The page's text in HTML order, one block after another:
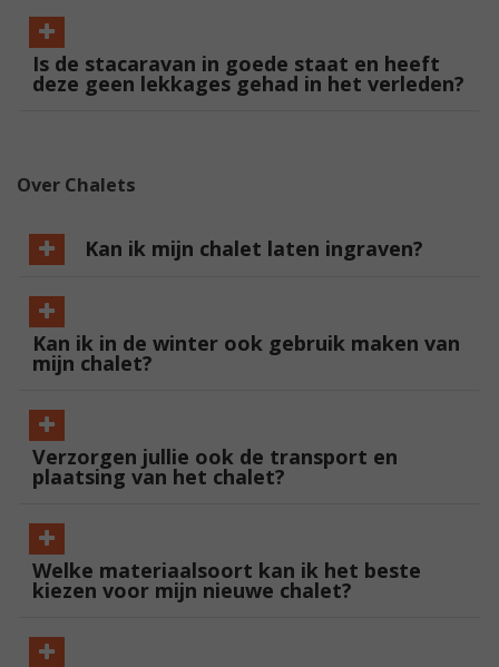
Is de stacaravan in goede staat en heeft
deze geen lekkages gehad in het verleden?
Over Chalets
Kan ik mijn chalet laten ingraven?
Kan ik in de winter ook gebruik maken van
mijn chalet?
Verzorgen jullie ook de transport en
plaatsing van het chalet?
Welke materiaalsoort kan ik het beste
kiezen voor mijn nieuwe chalet?